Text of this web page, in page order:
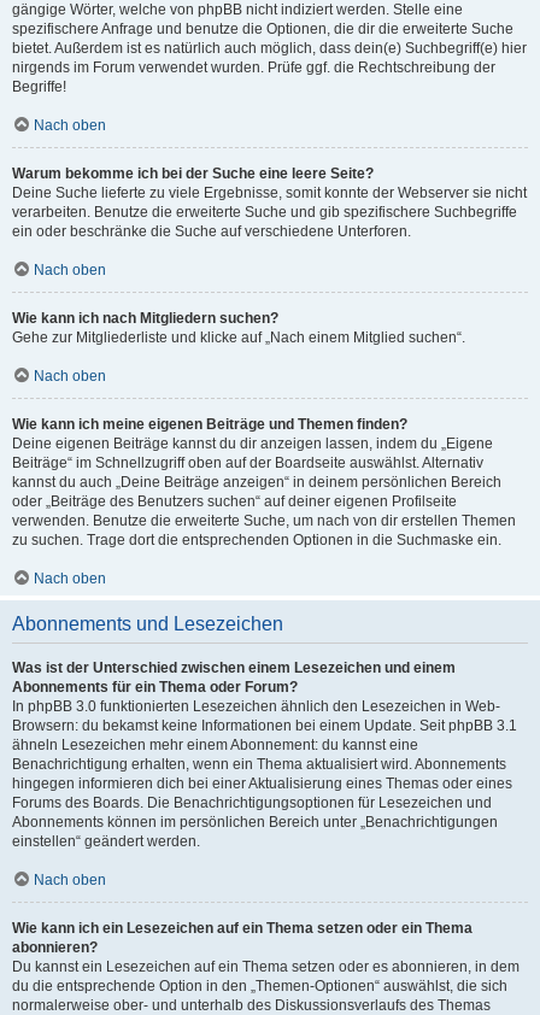
gängige Wörter, welche von phpBB nicht indiziert werden. Stelle eine
spezifischere Anfrage und benutze die Optionen, die dir die erweiterte Suche
bietet. Außerdem ist es natürlich auch möglich, dass dein(e) Suchbegriff(e) hier
nirgends im Forum verwendet wurden. Prüfe ggf. die Rechtschreibung der
Begriffe!
Nach oben
Warum bekomme ich bei der Suche eine leere Seite?
Deine Suche lieferte zu viele Ergebnisse, somit konnte der Webserver sie nicht
verarbeiten. Benutze die erweiterte Suche und gib spezifischere Suchbegriffe
ein oder beschränke die Suche auf verschiedene Unterforen.
Nach oben
Wie kann ich nach Mitgliedern suchen?
Gehe zur Mitgliederliste und klicke auf „Nach einem Mitglied suchen“.
Nach oben
Wie kann ich meine eigenen Beiträge und Themen finden?
Deine eigenen Beiträge kannst du dir anzeigen lassen, indem du „Eigene
Beiträge“ im Schnellzugriff oben auf der Boardseite auswählst. Alternativ
kannst du auch „Deine Beiträge anzeigen“ in deinem persönlichen Bereich
oder „Beiträge des Benutzers suchen“ auf deiner eigenen Profilseite
verwenden. Benutze die erweiterte Suche, um nach von dir erstellen Themen
zu suchen. Trage dort die entsprechenden Optionen in die Suchmaske ein.
Nach oben
Abonnements und Lesezeichen
Was ist der Unterschied zwischen einem Lesezeichen und einem
Abonnements für ein Thema oder Forum?
In phpBB 3.0 funktionierten Lesezeichen ähnlich den Lesezeichen in Web-
Browsern: du bekamst keine Informationen bei einem Update. Seit phpBB 3.1
ähneln Lesezeichen mehr einem Abonnement: du kannst eine
Benachrichtigung erhalten, wenn ein Thema aktualisiert wird. Abonnements
hingegen informieren dich bei einer Aktualisierung eines Themas oder eines
Forums des Boards. Die Benachrichtigungsoptionen für Lesezeichen und
Abonnements können im persönlichen Bereich unter „Benachrichtigungen
einstellen“ geändert werden.
Nach oben
Wie kann ich ein Lesezeichen auf ein Thema setzen oder ein Thema
abonnieren?
Du kannst ein Lesezeichen auf ein Thema setzen oder es abonnieren, in dem
du die entsprechende Option in den „Themen-Optionen“ auswählst, die sich
normalerweise ober- und unterhalb des Diskussionsverlaufs des Themas